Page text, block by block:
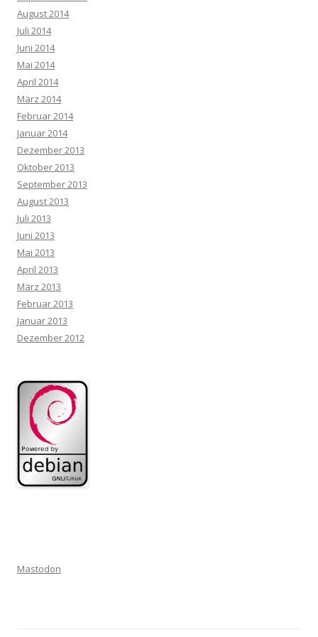
August 2014
Juli 2014
Juni 2014
Mai 2014
April 2014
März 2014
Februar 2014
Januar 2014
Dezember 2013
Oktober 2013
September 2013
August 2013
Juli 2013
Juni 2013
Mai 2013
April 2013
März 2013
Februar 2013
Januar 2013
Dezember 2012
Mastodon